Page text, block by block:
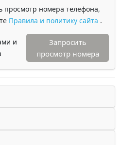
просмотр номера телефона,
Правила и политику сайта .
и
Запросить
просмотр номера